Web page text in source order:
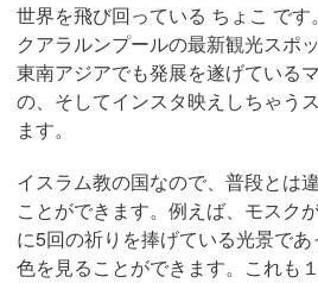
世界を飛び回っている ちょこ で
クアラルンプールの最新観光スポ
東南アジアでも発展を遂げている
の、そしてインスタ映えしちゃう
ます。
イスラム教の国なので、普段とは
ことができます。例えば、モスク
に5回の祈りを捧げている光景で
色を見ることができます。これも